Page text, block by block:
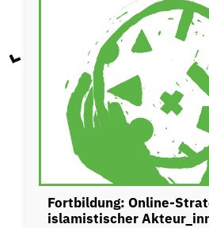
Fortbildung: Online-
islamistischer